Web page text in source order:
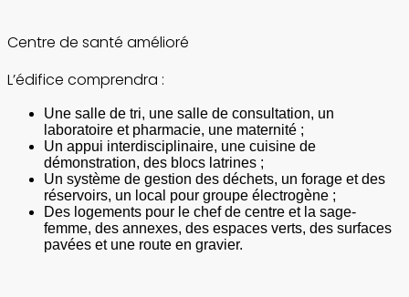
Centre de santé amélioré
L’édifice comprendra :
Une salle de tri, une salle de consultation, un
laboratoire et pharmacie, une maternité ;
Un appui interdisciplinaire, une cuisine de
démonstration, des blocs latrines ;
Un système de gestion des déchets, un forage et des
réservoirs, un local pour groupe électrogène ;
Des logements pour le chef de centre et la sage-
femme, des annexes, des espaces verts, des surfaces
pavées et une route en gravier.